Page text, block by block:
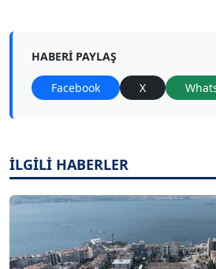
HABERI PAYLAŞ
Facebook X
İLGİLİ HABERLER